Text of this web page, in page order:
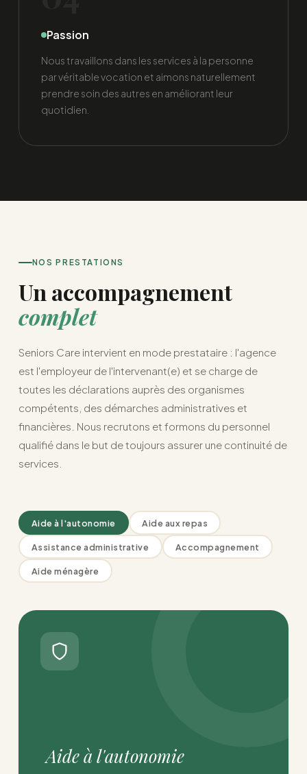
Passion
Nous travaillons dans les services à la personne
par véritable vocation et aimons naturellement
prendre soin des autres en améliorant leur
quotidien.
NOS PRESTATIONS
Un accompagnement
complet
Seniors Care intervient en mode prestataire : l'agence
est l'employeur de l'intervenant(e) et se charge de
toutes les déclarations auprès des organismes
compétents, des démarches administratives et
financières. Nous recrutons et formons du personnel
qualifié dans le but de toujours assurer une continuité de
services.
Aide à l'autonomie Aide aux repas
Assistance administrative Accompagnement
Aide ménagère
Aide à l'autonomie